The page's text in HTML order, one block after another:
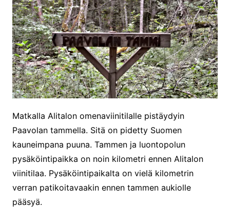
Matkalla Alitalon omenaviinitilalle pistäydyin
Paavolan tammella. Sitä on pidetty Suomen
kauneimpana puuna. Tammen ja luontopolun
pysäköintipaikka on noin kilometri ennen Alitalon
viinitilaa. Pysäköintipaikalta on vielä kilometrin
verran patikoitavaakin ennen tammen aukiolle
pääsyä.